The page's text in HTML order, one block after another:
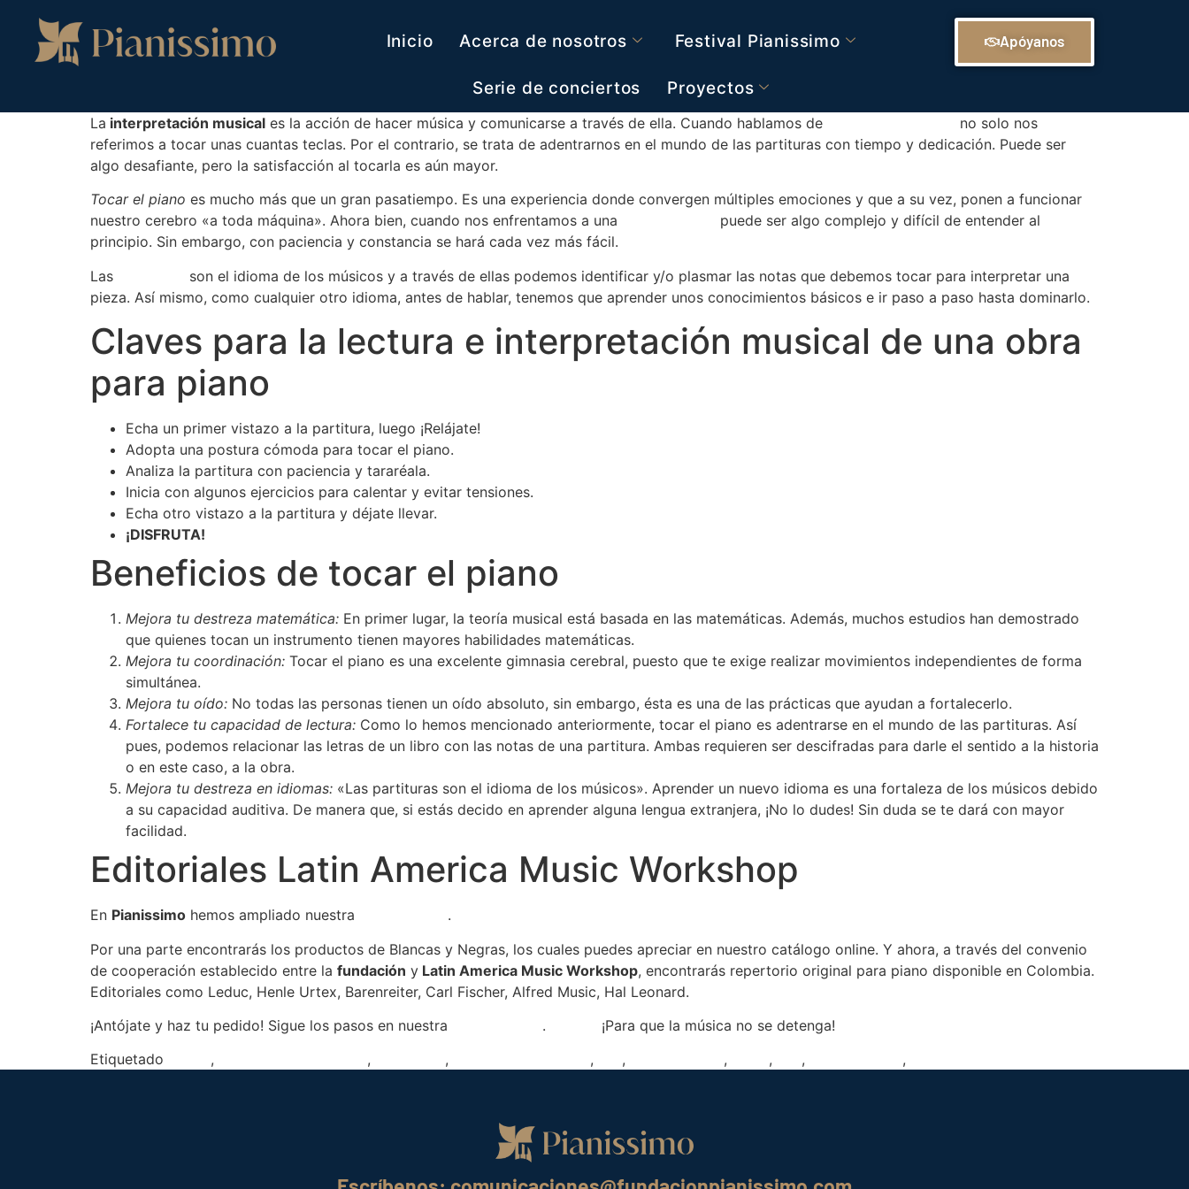
Inicio Acerca de nosotros Festival Pianissimo
Serie de conciertos Proyectos
Apóyanos
La interpretación musical es la acción de hacer música y comunicarse a través de ella. Cuando hablamos de
no solo nos
referimos a tocar unas cuantas teclas. Por el contrario, se trata de adentrarnos en el mundo de las partituras con tiempo y dedicación. Puede ser
algo desafiante, pero la satisfacción al tocarla es aún mayor.
Tocar el piano es mucho más que un gran pasatiempo. Es una experiencia donde convergen múltiples emociones y que a su vez, ponen a funcionar
nuestro cerebro «a toda máquina». Ahora bien, cuando nos enfrentamos a una
puede ser algo complejo y difícil de entender al
principio. Sin embargo, con paciencia y constancia se hará cada vez más fácil.
Las
son el idioma de los músicos y a través de ellas podemos identificar y/o plasmar las notas que debemos tocar para interpretar una
pieza. Así mismo, como cualquier otro idioma, antes de hablar, tenemos que aprender unos conocimientos básicos e ir paso a paso hasta dominarlo.
Claves para la lectura e interpretación musical de una obra
para piano
Echa un primer vistazo a la partitura, luego ¡Relájate!
Adopta una postura cómoda para tocar el piano.
Analiza la partitura con paciencia y tararéala.
Inicia con algunos ejercicios para calentar y evitar tensiones.
Echa otro vistazo a la partitura y déjate llevar.
¡DISFRUTA!
Beneficios de tocar el piano
Mejora tu destreza matemática: En primer lugar, la teoría musical está basada en las matemáticas. Además, muchos estudios han demostrado
que quienes tocan un instrumento tienen mayores habilidades matemáticas.
Mejora tu coordinación: Tocar el piano es una excelente gimnasia cerebral, puesto que te exige realizar movimientos independientes de forma
simultánea.
Mejora tu oído: No todas las personas tienen un oído absoluto, sin embargo, ésta es una de las prácticas que ayudan a fortalecerlo.
Fortalece tu capacidad de lectura: Como lo hemos mencionado anteriormente, tocar el piano es adentrarse en el mundo de las partituras. Así
pues, podemos relacionar las letras de un libro con las notas de una partitura. Ambas requieren ser descifradas para darle el sentido a la historia
o en este caso, a la obra.
Mejora tu destreza en idiomas: «Las partituras son el idioma de los músicos». Aprender un nuevo idioma es una fortaleza de los músicos debido
a su capacidad auditiva. De manera que, si estás decido en aprender alguna lengua extranjera, ¡No lo dudes! Sin duda se te dará con mayor
facilidad.
Editoriales Latin America Music Workshop
En Pianissimo hemos ampliado nuestra
.
Por una parte encontrarás los productos de Blancas y Negras, los cuales puedes apreciar en nuestro catálogo online. Y ahora, a través del convenio
de cooperación establecido entre la fundación y Latin America Music Workshop, encontrarás repertorio original para piano disponible en Colombia.
Editoriales como Leduc, Henle Urtex, Barenreiter, Carl Fischer, Alfred Music, Hal Leonard.
¡Antójate y haz tu pedido! Sigue los pasos en nuestra
.
¡Para que la música no se detenga!
Etiquetado
, , , , , , , , ,